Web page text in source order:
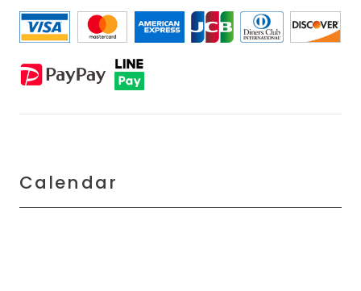
Calendar